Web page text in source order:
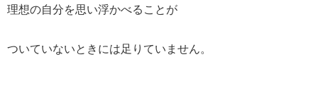
理想の自分を思い浮かべることが
ついていないときには足りていません。